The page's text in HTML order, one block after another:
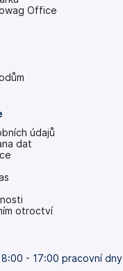
Office
údajů
dat
otroctví
8:00 - 17:00 pracovní dny